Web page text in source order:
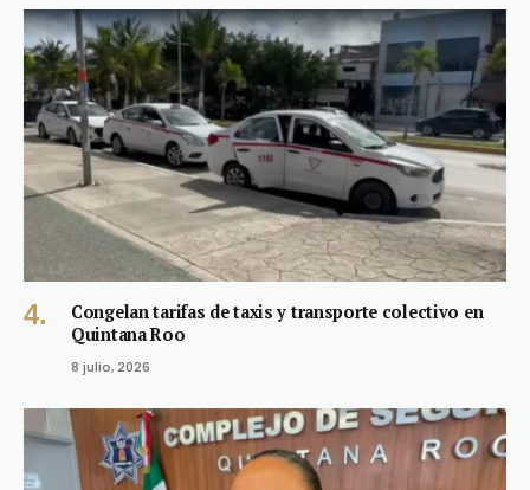
Congelan tarifas de taxis y transporte colectivo en
Quintana Roo
8 julio, 2026